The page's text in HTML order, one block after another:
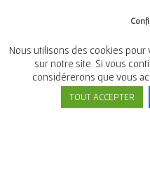
Nous utilisons des cookies
sur notre site. Si vous
considérerons que vous
TOUT ACCEPTER